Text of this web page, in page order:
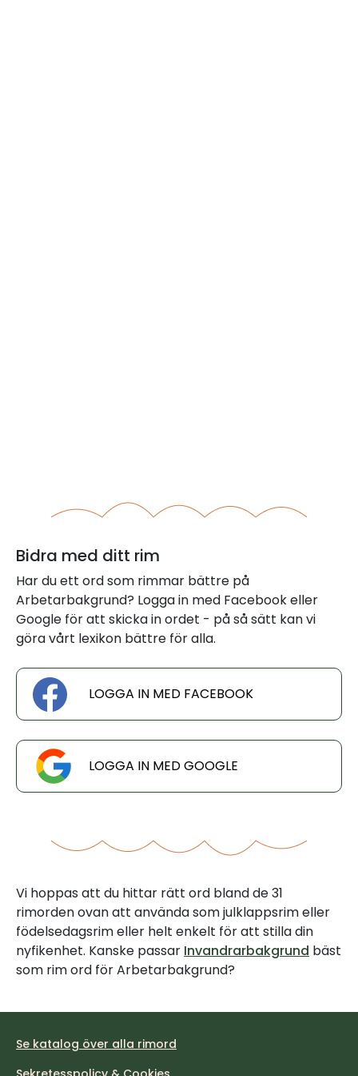
Bidra med ditt rim
Har du ett ord som rimmar bättre på
Arbetarbakgrund? Logga in med Facebook eller
Google för att skicka in ordet - på så sätt kan vi
göra vårt lexikon bättre för alla.
LOGGA IN MED FACEBOOK
LOGGA IN MED GOOGLE
Vi hoppas att du hittar rätt ord bland de 31
rimorden ovan att använda som julklappsrim eller
födelsedagsrim eller helt enkelt för att stilla din
nyfikenhet. Kanske passar Invandrarbakgrund bäst
som rim ord för Arbetarbakgrund?
Se katalog över alla rimord